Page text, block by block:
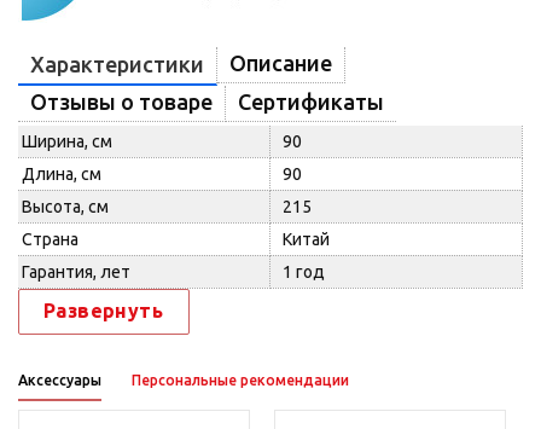
Характеристики
Описание
Отзывы о товаре
Сертификаты
Ширина, см
90
Длина, см
90
Высота, см
215
Страна
Китай
Гарантия, лет
1 год
Развернуть
Аксессуары Персональные рекомендации